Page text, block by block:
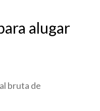
alugar
bruta de